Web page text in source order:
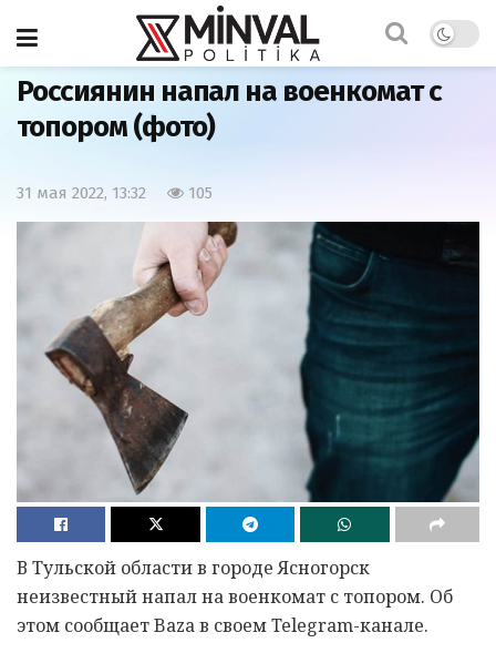
Главная
Россиянин напал на военкомат с
топором (фото)
31 мая 2022, 13:32 105
В Тульской области в городе Ясногорск
неизвестный напал на военкомат с топором. Об
этом сообщает Baza в своем Telegram-канале.